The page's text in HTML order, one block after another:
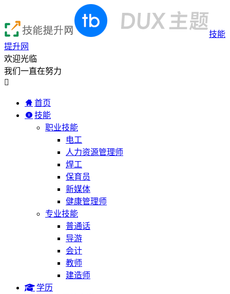
技能
提升网
欢迎光临
我们一直在努力

首页
技能
职业技能
电工
人力资源管理师
焊工
保育员
新媒体
健康管理师
专业技能
普通话
导游
会计
教师
建造师
学历